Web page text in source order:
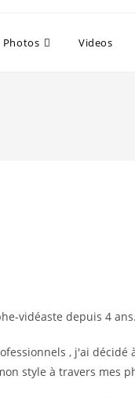
Photos Videos
vidéaste depuis 4 ans.
, j'ai
style à travers mes